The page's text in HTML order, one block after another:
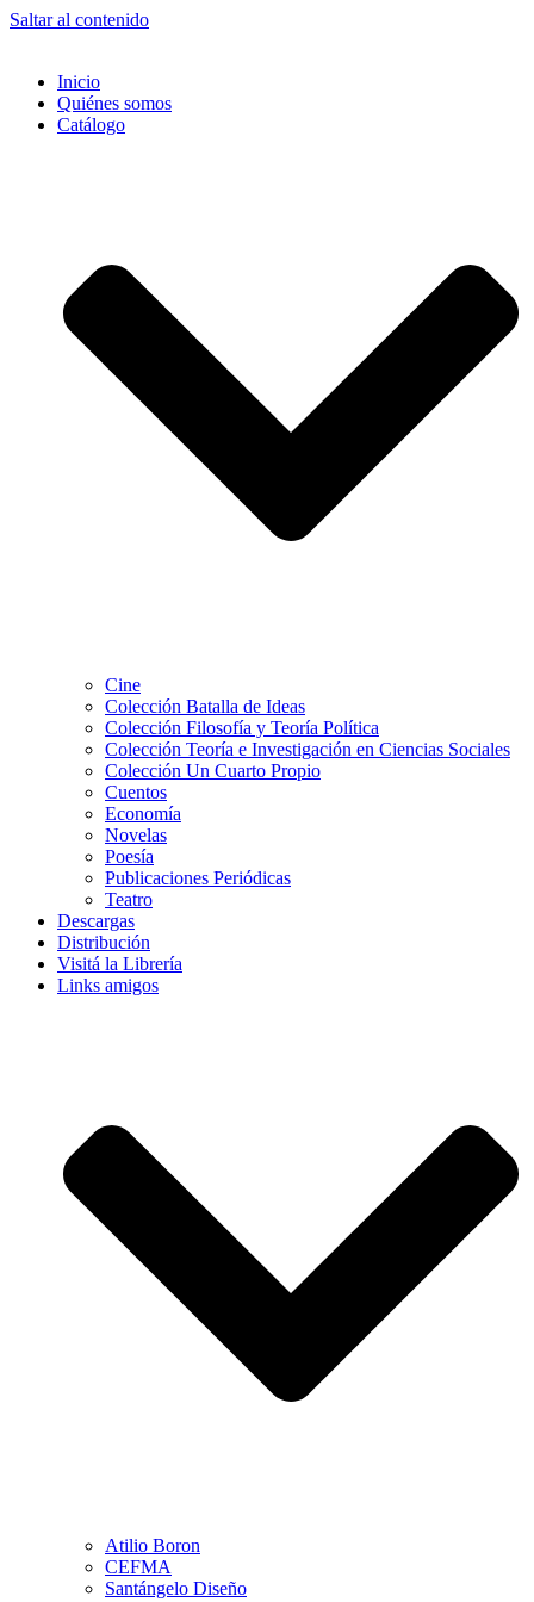
Saltar al contenido
Inicio
Quiénes somos
Catálogo
Cine
Colección Batalla de Ideas
Colección Filosofía y Teoría Política
Colección Teoría e Investigación en Ciencias Sociales
Colección Un Cuarto Propio
Cuentos
Economía
Novelas
Poesía
Publicaciones Periódicas
Teatro
Descargas
Distribución
Visitá la Librería
Links amigos
Atilio Boron
CEFMA
Santángelo Diseño